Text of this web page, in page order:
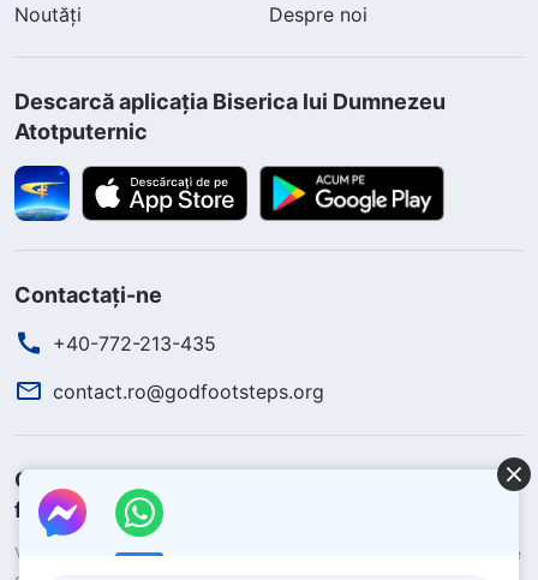
Noutăți
Despre noi
Descarcă aplicația Biserica lui Dumnezeu
Atotputernic
Contactați-ne
+40-772-213-435
contact.ro@godfootsteps.org
Cum să scapi de durere și să obții pacea și
fericirea?
Vrei să primești ajutor de la Dumnezeu pentru a scăpa de durere